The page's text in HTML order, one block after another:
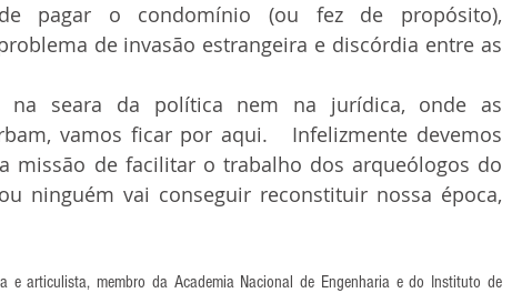
pagar o condomínio (ou fez de propósito),
de invasão estrangeira e discórdia entre as
vamos ficar por aqui.   Infelizmente devemos
missão de facilitar o trabalho dos arqueólogos do
ninguém vai conseguir reconstituir nossa época,
e articulista, membro da Academia Nacional de Engenharia e do Instituto de